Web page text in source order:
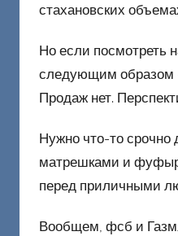
стахановских
Но если посмотреть
следующим образом
Продаж нет.
Нужно что-то срочно
матрешками и
перед приличными
Вообщем, фсб и